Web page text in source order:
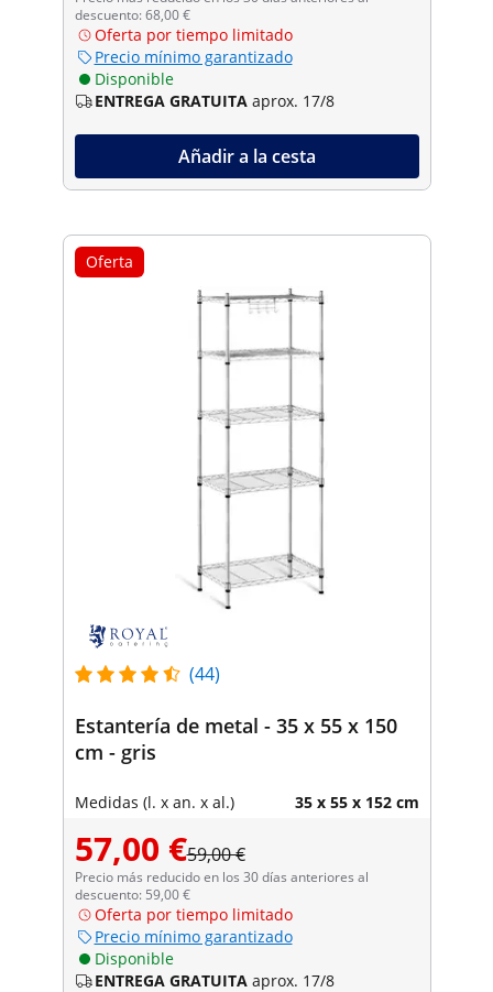
descuento: 68,00 €
Oferta por tiempo limitado
Precio mínimo garantizado
Disponible
ENTREGA GRATUITA aprox. 17/8
Añadir a la cesta
Oferta
(44)
Estantería de metal - 35 x 55 x 150
cm - gris
Medidas (l. x an. x al.) 35 x 55 x 152 cm
57,00 €59,00 €
Precio más reducido en los 30 días anteriores al
descuento: 59,00 €
Oferta por tiempo limitado
Precio mínimo garantizado
Disponible
ENTREGA GRATUITA aprox. 17/8